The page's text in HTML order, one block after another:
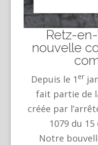
Retz-
nouvelle
Depuis le 1 er
fait partie de
créée par
1079 du
Notre